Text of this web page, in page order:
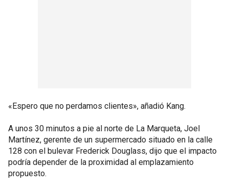
«Espero que no perdamos clientes», añadió Kang.
A unos 30 minutos a pie al norte de La Marqueta, Joel
Martínez, gerente de un supermercado situado en la calle
128 con el bulevar Frederick Douglass, dijo que el impacto
podría depender de la proximidad al emplazamiento
propuesto.